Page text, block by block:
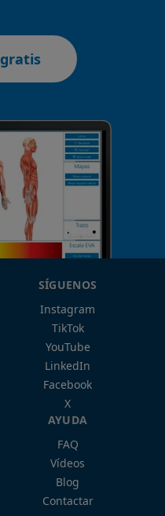
SÍGUENOS
Instagram
TikTok
YouTube
LinkedIn
Facebook
X
AYUDA
FAQ
Vídeos
Blog
Contactar